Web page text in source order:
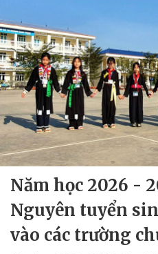
Năm học 2026 -
Nguyên tuyển
vào các trường